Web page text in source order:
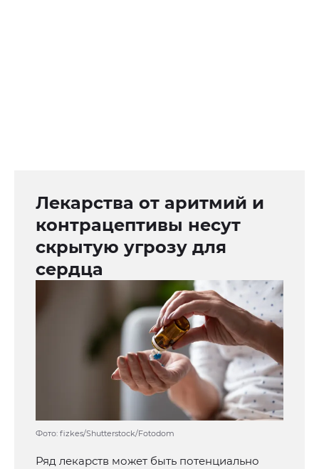
Лекарства от аритмий и
контрацептивы несут
скрытую угрозу для
сердца
Фото: fizkes/Shutterstock/Fotodom
Ряд лекарств может быть потенциально